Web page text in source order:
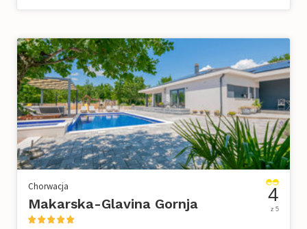
Chorwacja
Makarska-Glavina Gornja 4
z 5